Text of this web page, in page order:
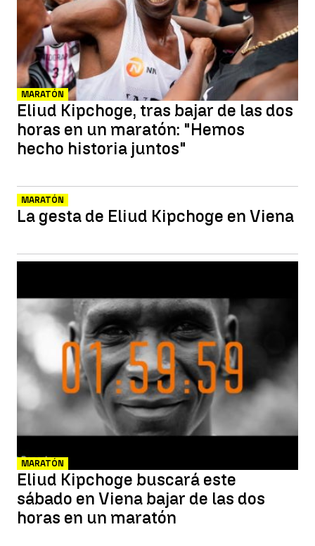
MARATÓN
Eliud Kipchoge, tras bajar de las dos
horas en un maratón: "Hemos
hecho historia juntos"
MARATÓN
La gesta de Eliud Kipchoge en Viena
MARATÓN
Eliud Kipchoge buscará este
sábado en Viena bajar de las dos
horas en un maratón